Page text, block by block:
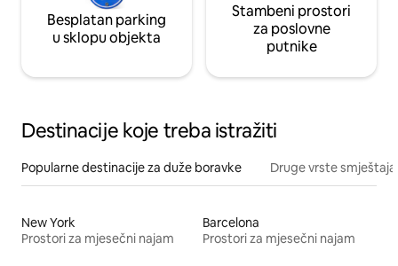
Besplatan parking
u sklopu objekta
Stambeni prostori
za poslovne
putnike
Destinacije koje treba istražiti
Popularne destinacije za duže boravke Druge vrste smještaja
New York
Prostori za mjesečni najam
Barcelona
Prostori za mjesečni najam